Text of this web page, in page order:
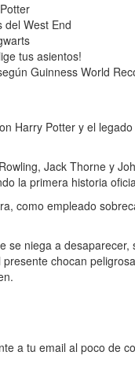
del West End
tus asientos!
Guinness World
Harry Potter y el
Jack Thorne y
la primera historia
como empleado
se niega a
chocan
a tu email al poco de